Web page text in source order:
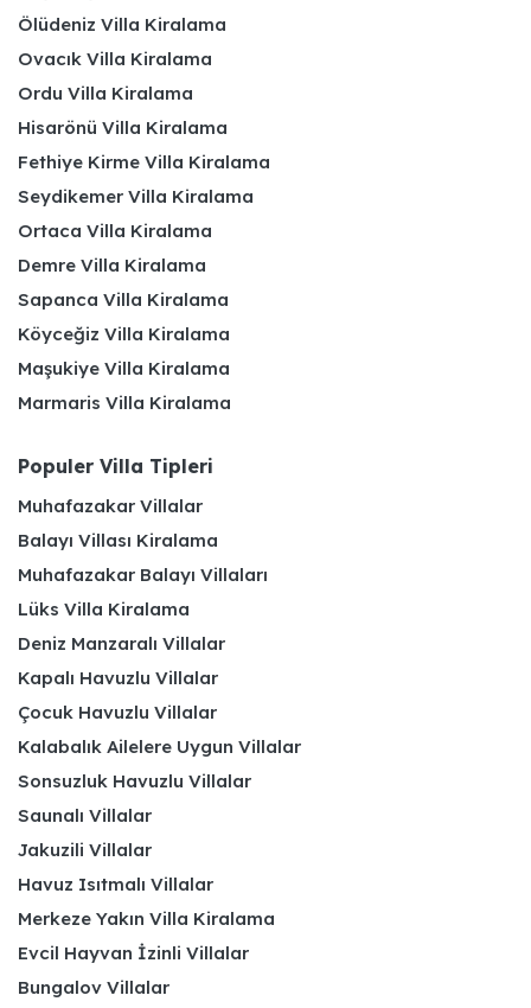
Ölüdeniz Villa Kiralama
Ovacık Villa Kiralama
Ordu Villa Kiralama
Hisarönü Villa Kiralama
Fethiye Kirme Villa Kiralama
Seydikemer Villa Kiralama
Ortaca Villa Kiralama
Demre Villa Kiralama
Sapanca Villa Kiralama
Köyceğiz Villa Kiralama
Maşukiye Villa Kiralama
Marmaris Villa Kiralama
Populer Villa Tipleri
Muhafazakar Villalar
Balayı Villası Kiralama
Muhafazakar Balayı Villaları
Lüks Villa Kiralama
Deniz Manzaralı Villalar
Kapalı Havuzlu Villalar
Çocuk Havuzlu Villalar
Kalabalık Ailelere Uygun Villalar
Sonsuzluk Havuzlu Villalar
Saunalı Villalar
Jakuzili Villalar
Havuz Isıtmalı Villalar
Merkeze Yakın Villa Kiralama
Evcil Hayvan İzinli Villalar
Bungalov Villalar